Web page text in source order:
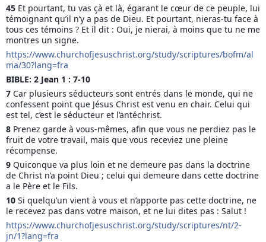
45 Et pourtant, tu vas çà et là, égarant le cœur de ce peuple, lui
témoignant qu’il n’y a pas de Dieu. Et pourtant, nieras-tu face à
tous ces témoins ? Et il dit : Oui, je nierai, à moins que tu ne me
montres un signe.
https://www.churchofjesuschrist.org/study/scriptures/bofm/al
ma/30?lang=fra
BIBLE: 2 Jean 1 : 7-10
7 Car plusieurs séducteurs sont entrés dans le monde, qui ne
confessent point que Jésus Christ est venu en chair. Celui qui
est tel, c’est le séducteur et l’antéchrist.
8 Prenez garde à vous-mêmes, afin que vous ne perdiez pas le
fruit de votre travail, mais que vous receviez une pleine
récompense.
9 Quiconque va plus loin et ne demeure pas dans la doctrine
de Christ n’a point Dieu ; celui qui demeure dans cette doctrine
a le Père et le Fils.
10 Si quelqu’un vient à vous et n’apporte pas cette doctrine, ne
le recevez pas dans votre maison, et ne lui dites pas : Salut !
https://www.churchofjesuschrist.org/study/scriptures/nt/2-
jn/1?lang=fra